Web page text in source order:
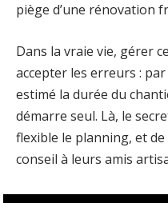
piège d’une rénovation
Dans la vraie vie, gérer
accepter les erreurs :
estimé la durée du
démarre seul. Là, le
flexible le planning, et
conseil à leurs amis